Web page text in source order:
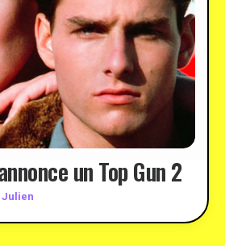
un Top Gun 2
Julien